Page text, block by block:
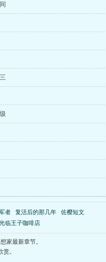
者 复活后的那几年
佐樱短文
临王子咖啡店
家最新章节。
。